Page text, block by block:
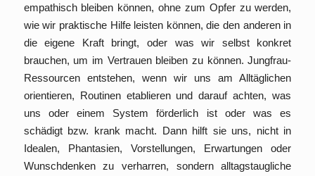
empathisch bleiben können, ohne zum Opfer zu werden,
wie wir praktische Hilfe leisten können, die den anderen in
die eigene Kraft bringt, oder was wir selbst konkret
brauchen, um im Vertrauen bleiben zu können. Jungfrau-
Ressourcen entstehen, wenn wir uns am Alltäglichen
orientieren, Routinen etablieren und darauf achten, was
uns oder einem System förderlich ist oder was es
schädigt bzw. krank macht. Dann hilft sie uns, nicht in
Idealen, Phantasien, Vorstellungen, Erwartungen oder
Wunschdenken zu verharren, sondern alltagstaugliche